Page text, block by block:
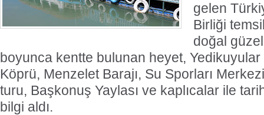
gelen
Birliği
doğal
boyunca kentte bulunan heyet,
Köprü, Menzelet Barajı, Su Sporları
turu, Başkonuş Yaylası ve kaplıcalar ile
bilgi aldı.